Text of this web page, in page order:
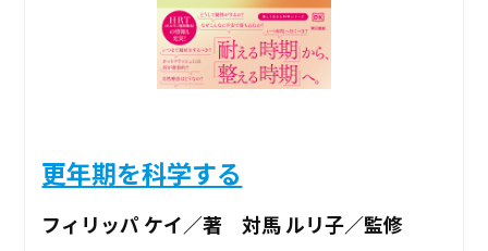
更年期を科学する
フィリッパ ケイ／著 対馬 ルリ子／監修